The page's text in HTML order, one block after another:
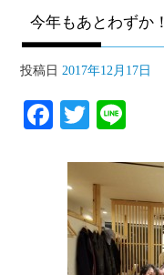
今年もあとわずか！
投稿日 2017年12月17日
Fa
bo
ok
T
tte
r